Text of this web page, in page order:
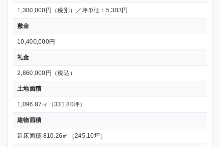
1,300,000円（税別）／坪単価：5,303円
敷金
10,400,000円
礼金
2,860,000円（税込）
土地面積
1,096.87㎡（331.80坪）
建物面積
延床面積 810.26㎡（245.10坪）